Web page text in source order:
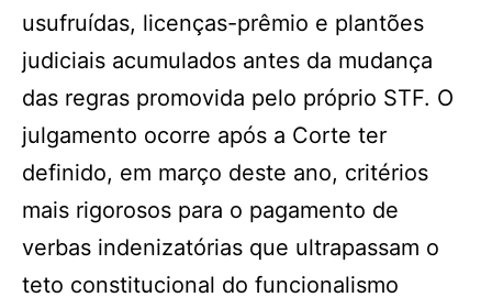
usufruídas, licenças-prêmio e plantões
judiciais acumulados antes da mudança
das regras promovida pelo próprio STF. O
julgamento ocorre após a Corte ter
definido, em março deste ano, critérios
mais rigorosos para o pagamento de
verbas indenizatórias que ultrapassam o
teto constitucional do funcionalismo